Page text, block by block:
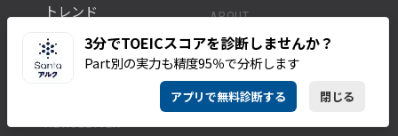
3分でTOEICスコアを診断しませんか？
Part別の実力も精度95％で分析します
アプリで無料診断する 閉じる
トレンド
全ての記事
タグ一覧
ABOUT
このサイトについて
アルク公式サイト